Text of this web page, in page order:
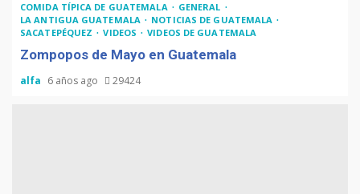
COMIDA TÍPICA DE GUATEMALA
GENERAL
LA ANTIGUA GUATEMALA
NOTICIAS DE GUATEMALA
SACATEPÉQUEZ
VIDEOS VIDEOS DE GUATEMALA
Zompopos de Mayo en Guatemala
alfa 6 años ago 29424